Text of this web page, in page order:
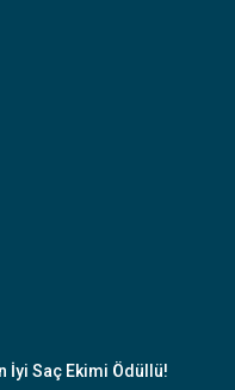
İyi Saç Ekimi Ödüllü!